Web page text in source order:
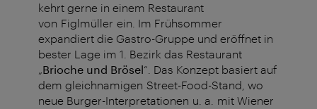
kehrt gerne in einem Restaurant
von Figlmüller ein. Im Frühsommer
expandiert die Gastro-Gruppe und eröffnet in
bester Lage im 1. Bezirk das Restaurant
„Brioche und Brösel“. Das Konzept basiert auf
dem gleichnamigen Street-Food-Stand, wo
neue Burger-Interpretationen u. a. mit Wiener